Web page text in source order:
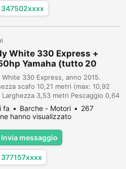
347502xxxx
White 330 Express +
Yamaha (tutto 20
White 330 Express, anno 2015.
scafo 10,21 metri (max: 10,92
Larghezza 3,53 metri Pescaggio 0,64
INTERNI 1 Matrimoniale
1 Cucina, 1 Toilette doccia no bidet,
a V di prua MOTORE:
2 x 350 HP, anno 2015, ore di moto
Massima 40 nodi Velocità di
27 nodi Capacità Serbatoi 125...
fa Barche - Motori
267
hanno visualizzato
Invia messaggio
377157xxxx